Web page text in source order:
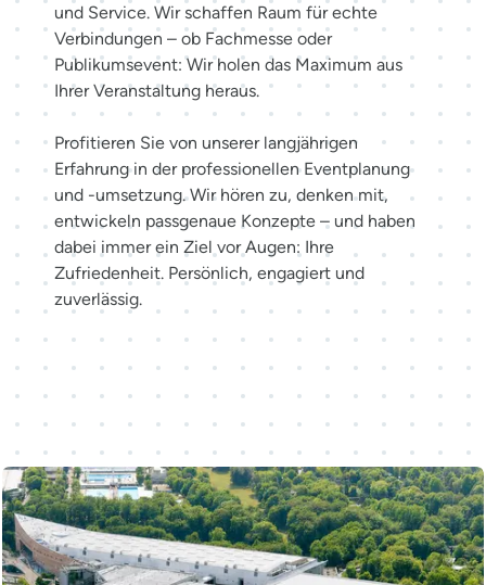
und Service. Wir schaffen Raum für echte
Verbindungen – ob Fachmesse oder
Publikumsevent: Wir holen das Maximum aus
Ihrer Veranstaltung heraus.
Profitieren Sie von unserer langjährigen
Erfahrung in der professionellen Eventplanung
und -umsetzung. Wir hören zu, denken mit,
entwickeln passgenaue Konzepte – und haben
dabei immer ein Ziel vor Augen: Ihre
Zufriedenheit. Persönlich, engagiert und
zuverlässig.